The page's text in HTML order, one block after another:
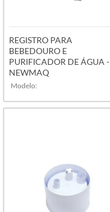
REGISTRO PARA
BEBEDOURO E
PURIFICADOR DE ÁGUA -
NEWMAQ
Modelo: